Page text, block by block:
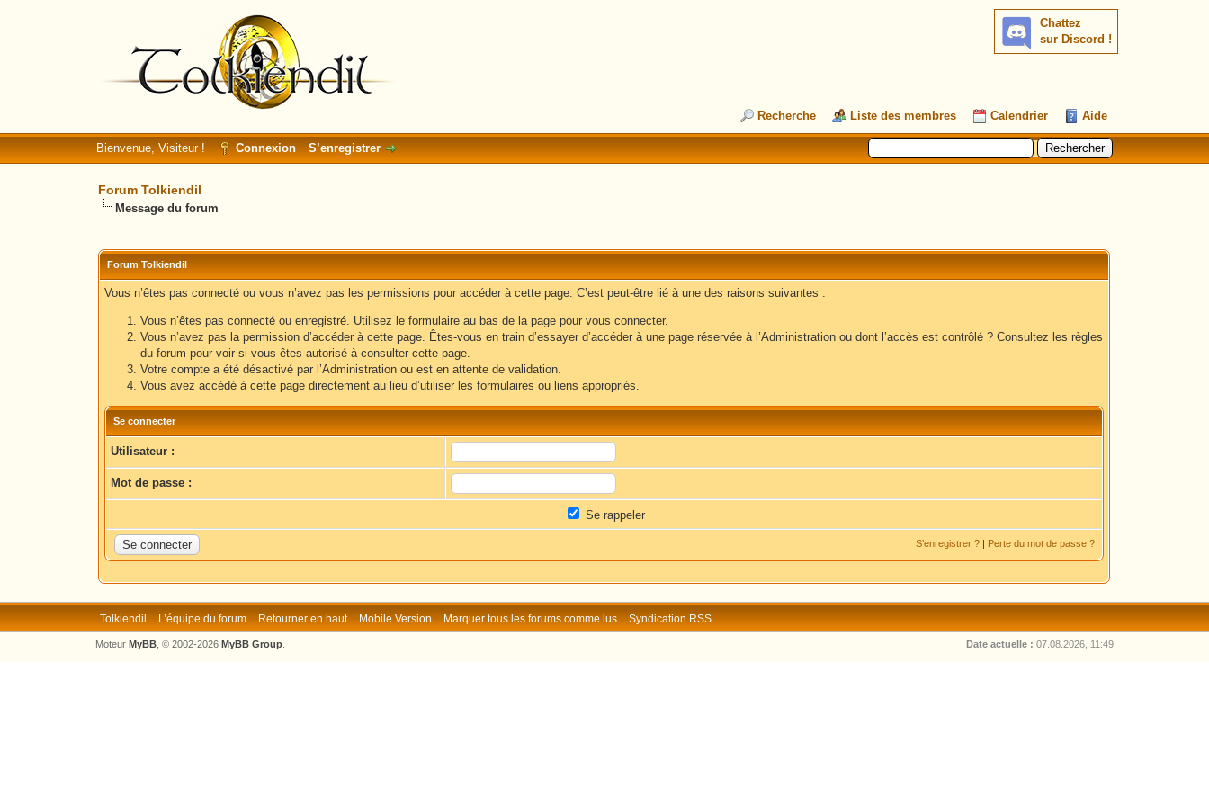
Chattez
sur Discord !
Recherche Liste des membres Calendrier Aide
Bienvenue, Visiteur ! Connexion S’enregistrer
Forum Tolkiendil
Message du forum
Forum Tolkiendil
Vous n’êtes pas connecté ou vous n’avez pas les permissions pour accéder à cette page. C’est peut-être lié à une des raisons suivantes :
Vous n’êtes pas connecté ou enregistré. Utilisez le formulaire au bas de la page pour vous connecter.
Vous n’avez pas la permission d’accéder à cette page. Êtes-vous en train d’essayer d’accéder à une page réservée à l’Administration ou dont l’accès est contrôlé ? Consultez les règles
du forum pour voir si vous êtes autorisé à consulter cette page.
Votre compte a été désactivé par l’Administration ou est en attente de validation.
Vous avez accédé à cette page directement au lieu d’utiliser les formulaires ou liens appropriés.
Se connecter
Utilisateur :
Mot de passe :
Se rappeler
S’enregistrer ? | Perte du mot de passe ?
Tolkiendil L’équipe du forum Retourner en haut Mobile Version Marquer tous les forums comme lus Syndication RSS
Date actuelle : 07.08.2026, 11:49
Moteur MyBB, © 2002-2026 MyBB Group.